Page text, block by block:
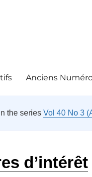
Anciens
the series Vol 40 No 3
d’intérêt